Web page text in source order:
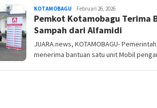
KOTAMOBAGU redaksi
Februari 26, 2026
Pemkot Kotamobagu Terima
Sampah dari Alfamidi
JUARA.news, KOTAMOBAGU-
menerima bantuan satu unit Mobil